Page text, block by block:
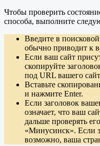
Чтобы проверить
способа, выполните
Введите в
обычно приводит к
Если ваш сайт
скопируйте
под URL вашего
Вставьте
и нажмите Enter.
Если заголовок
означает, что ваш
дальше проверять
«Минусинск». Если
возможно, ваша